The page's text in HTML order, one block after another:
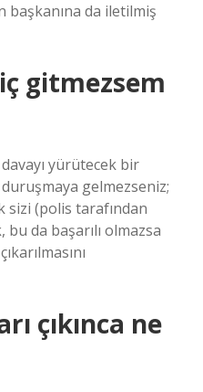
başkanına da iletilmiş
gitmezsem
yürütecek bir
gelmezseniz;
sizi (polis tarafından
da başarılı olmazsa
çıkınca ne